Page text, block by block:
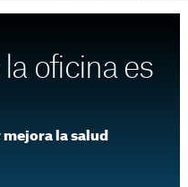
oficina es
la salud